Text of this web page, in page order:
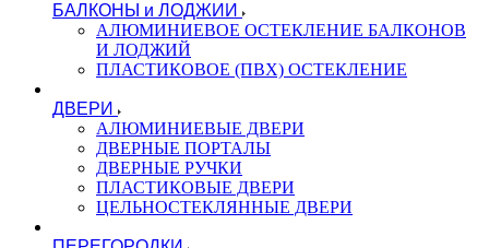
БАЛКОНЫ и ЛОДЖИИ
АЛЮМИНИЕВОЕ ОСТЕКЛЕНИЕ БАЛКОНОВ
И ЛОДЖИЙ
ПЛАСТИКОВОЕ (ПВХ) ОСТЕКЛЕНИЕ
ДВЕРИ
АЛЮМИНИЕВЫЕ ДВЕРИ
ДВЕРНЫЕ ПОРТАЛЫ
ДВЕРНЫЕ РУЧКИ
ПЛАСТИКОВЫЕ ДВЕРИ
ЦЕЛЬНОСТЕКЛЯННЫЕ ДВЕРИ